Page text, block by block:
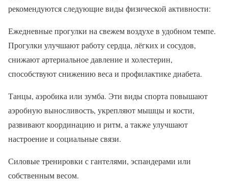
рекомендуются следующие виды физической активности:
Ежедневные прогулки на свежем воздухе в удобном темпе.
Прогулки улучшают работу сердца, лёгких и сосудов,
снижают артериальное давление и холестерин,
способствуют снижению веса и профилактике диабета.
Танцы, аэробика или зумба. Эти виды спорта повышают
аэробную выносливость, укрепляют мышцы и кости,
развивают координацию и ритм, а также улучшают
настроение и социальные связи.
Силовые тренировки с гантелями, эспандерами или
собственным весом.